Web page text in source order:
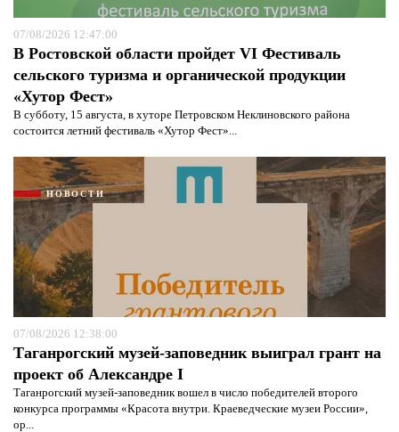
07/08/2026 12:47:00
В Ростовской области пройдет VI Фестиваль
сельского туризма и органической продукции
«Хутор Фест»
В субботу, 15 августа, в хуторе Петровском Неклиновского района
состоится летний фестиваль «Хутор Фест»...
НОВОСТИ
07/08/2026 12:38:00
Таганрогский музей-заповедник выиграл грант на
проект об Александре I
Таганрогский музей-заповедник вошел в число победителей второго
конкурса программы «Красота внутри. Краеведческие музеи России»,
ор...